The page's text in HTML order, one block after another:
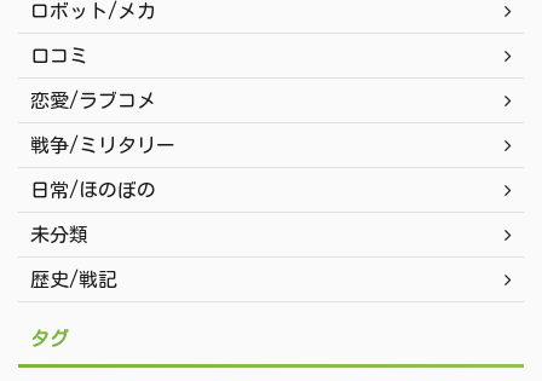
ロボット/メカ
口コミ
恋愛/ラブコメ
戦争/ミリタリー
日常/ほのぼの
未分類
歴史/戦記
タグ